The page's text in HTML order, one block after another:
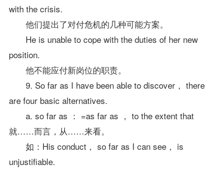
with the crisis.
他们提出了对付危机的几种可能方案。
He is unable to cope with the duties of her new
position.
他不能应付新岗位的职责。
9. So far as I have been able to discover， there
are four basic alternatives.
a. so far as ： =as far as ， to the extent that
就……而言，从……来看。
如：His conduct， so far as I can see， is
unjustifiable.